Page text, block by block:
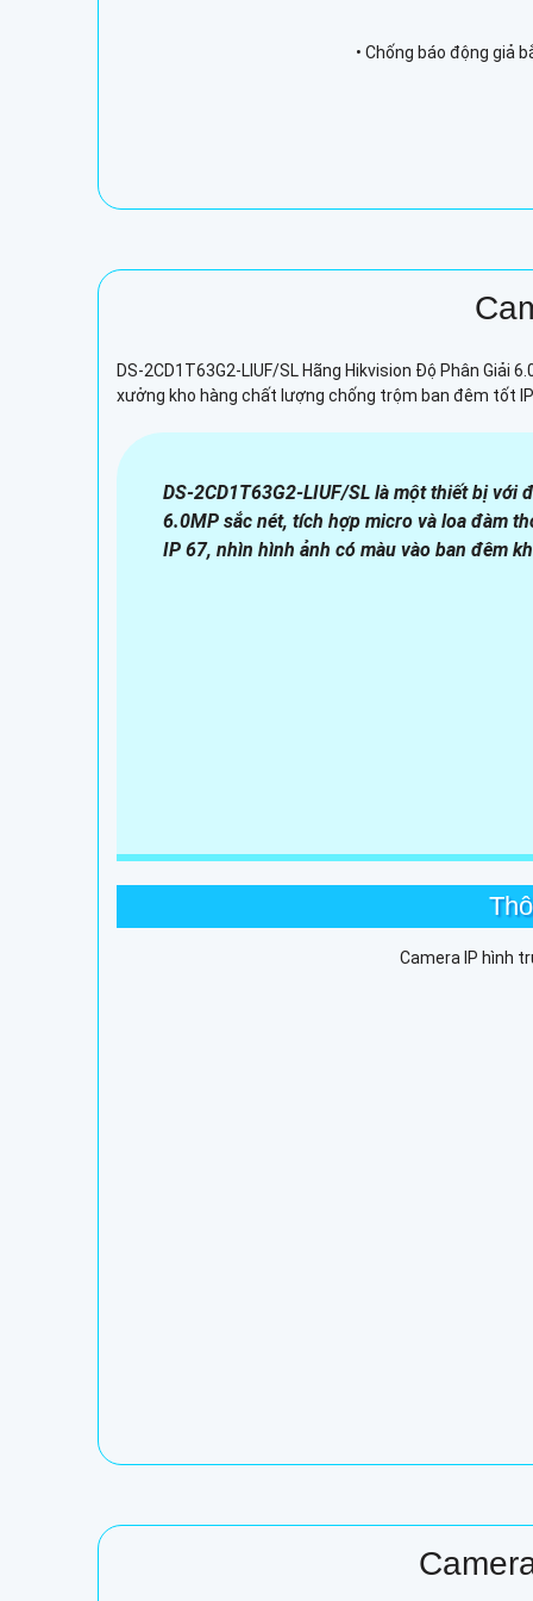
• Chống báo động giả
DS-2CD1T63G2-LIUF/SL Hãng Hikvision Độ Phân
xưởng kho hàng chất lượng chống trộm ban đêm tốt
DS-2CD1T63G2-LIUF/SL là một thiết bị
6.0MP sắc nét, tích hợp micro và loa đàm
IP 67, nhìn hình ảnh có màu vào ban đêm
Camera IP hình